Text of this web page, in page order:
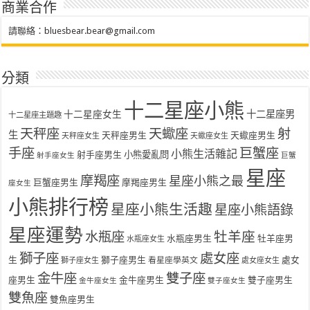
商業合作
請聯絡： bluesbear.bear@gmail.com
分類
十二星座主題趣 十二星座女生 十二星座小熊 十二星座男
生 天秤座 天秤座女生 天秤座男生 天蠍座 天蠍座女生 天蠍座男生 射
手座 射手座女生 射手座男生 小熊愛亂問 小熊生活雜記 巨蟹座 巨蟹
座女生 巨蟹座男生 摩羯座 摩羯座男生 星座小熊之最 星座
小熊排行榜 星座小熊生活趣 星座小熊語錄
星座運勢 水瓶座 水瓶座女生 水瓶座男生 牡羊座 牡羊座男
生 獅子座 獅子座女生 獅子座男生 看星座學英文 處女座 處女座女生 處女
座男生 金牛座 金牛座女生 金牛座男生 雙子座 雙子座女生 雙子座男生
雙魚座 雙魚座男生